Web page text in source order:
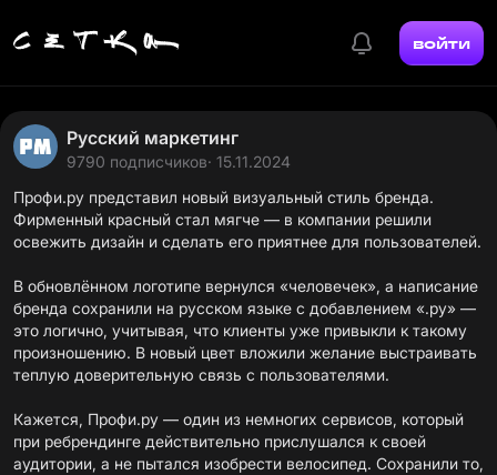
войти
Русский маркетинг
9790 подписчиков· 15.11.2024
Профи.ру представил новый визуальный стиль бренда.
Фирменный красный стал мягче — в компании решили
освежить дизайн и сделать его приятнее для пользователей.
В обновлённом логотипе вернулся «человечек», а написание
бренда сохранили на русском языке с добавлением «.ру» —
это логично, учитывая, что клиенты уже привыкли к такому
произношению. В новый цвет вложили желание выстраивать
теплую доверительную связь с пользователями.
Кажется, Профи.ру — один из немногих сервисов, который
при ребрендинге действительно прислушался к своей
аудитории, а не пытался изобрести велосипед. Сохранили то,